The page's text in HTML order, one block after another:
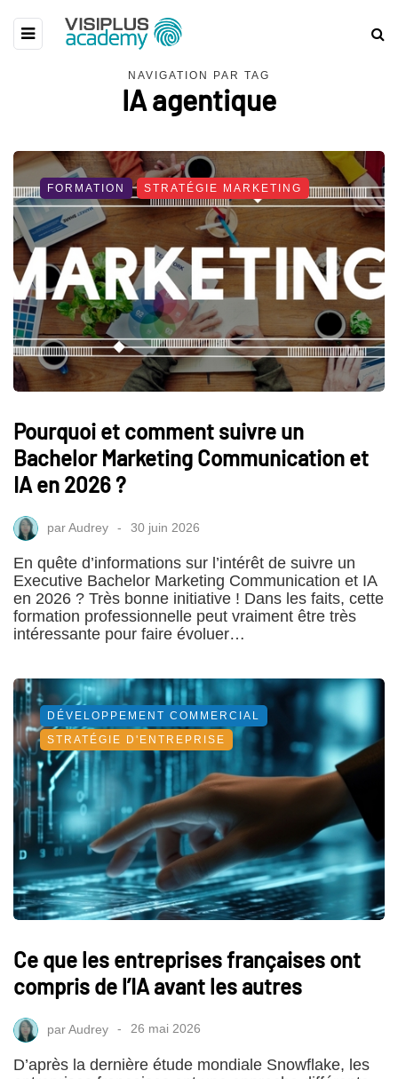
NAVIGATION PAR TAG
IA agentique
FORMATION STRATÉGIE MARKETING
Pourquoi et comment suivre un
Bachelor Marketing Communication et
IA en 2026 ?
parAudrey 30 juin 2026
En quête d’informations sur l’intérêt de suivre un
Executive Bachelor Marketing Communication et IA
en 2026 ? Très bonne initiative ! Dans les faits, cette
formation professionnelle peut vraiment être très
intéressante pour faire évoluer…
DÉVELOPPEMENT COMMERCIAL
STRATÉGIE D'ENTREPRISE
Ce que les entreprises françaises ont
compris de l’IA avant les autres
parAudrey 26 mai 2026
D’après la dernière étude mondiale Snowflake, les